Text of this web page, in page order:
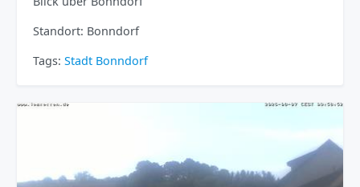
Standort: Bonndorf
Tags: Stadt Bonndorf